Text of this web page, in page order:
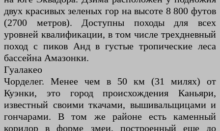
двух красивых зеленых гор на высоте 8 800 футов
(2700 метров). Доступны походы для всех
уровней квалификации, в том числе трехдневный
поход с пиков Анд в густые тропические леса
бассейна Амазонки.
Гуалакео
Чорделег. Менее чем в 50 км (31 милях) от
Куэнки, это город происхождения Каньяри,
известный своими ткачами, вышивальщицами и
гончарами. В том же районе есть каменный
коридор в форме змеи, построенный еще до